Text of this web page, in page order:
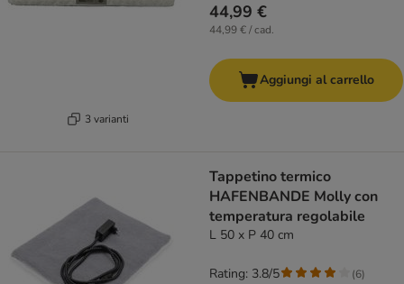
3 varianti
44,99 €
44,99 € / cad.
Aggiungi al carrello
Tappetino termico
HAFENBANDE Molly con
temperatura regolabile
L 50 x P 40 cm
Rating: 3.8/5 (6)